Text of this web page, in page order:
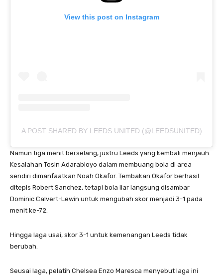
View this post on Instagram
A POST SHARED BY LEEDS UNITED (@LEEDSUNITED)
Namun tiga menit berselang, justru Leeds yang kembali menjauh.
Kesalahan Tosin Adarabioyo dalam membuang bola di area
sendiri dimanfaatkan Noah Okafor. Tembakan Okafor berhasil
ditepis Robert Sanchez, tetapi bola liar langsung disambar
Dominic Calvert-Lewin untuk mengubah skor menjadi 3-1 pada
menit ke-72.
Hingga laga usai, skor 3-1 untuk kemenangan Leeds tidak
berubah.
Seusai laga, pelatih Chelsea Enzo Maresca menyebut laga ini